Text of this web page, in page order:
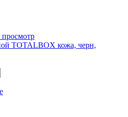
TOTALBOX кожа, черн,